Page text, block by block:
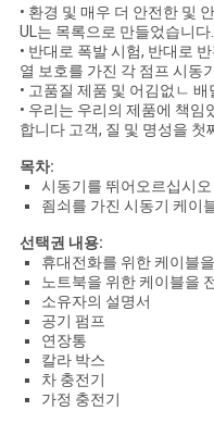
• 환경 및 매우 더 안전한 및
UL는 목록으로 만들었습니다.
• 반대로 폭발 시험, 반대로
열 보호를 가진 각 점프 시동
• 고품질 제품 및 어김없ㄴ
• 우리는 우리의 제품에 책임
합니다 고객, 질 및 명성을 첫
목차:
시동기를 뛰어오르십시오
죔쇠를 가진 시동기 케이
선택권 내용:
휴대전화를 위한 케이블
노트북을 위한 케이블을
소유자의 설명서
공기 펌프
연장통
칼라 박스
차 충전기
가정 충전기